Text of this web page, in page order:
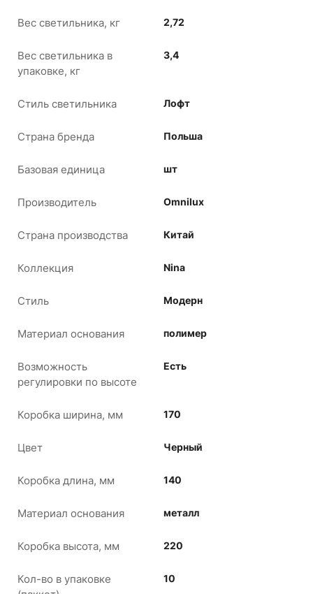
Вес светильника, кг 2,72
Вес светильника в
упаковке, кг
3,4
Стиль светильника Лофт
Страна бренда Польша
Базовая единица шт
Производитель Omnilux
Страна производства Китай
Коллекция Nina
Стиль Модерн
Материал основания полимер
Возможность
регулировки по высоте
Есть
Коробка ширина, мм 170
Цвет Черный
Коробка длина, мм 140
Материал основания металл
Коробка высота, мм 220
Кол-во в упаковке
10